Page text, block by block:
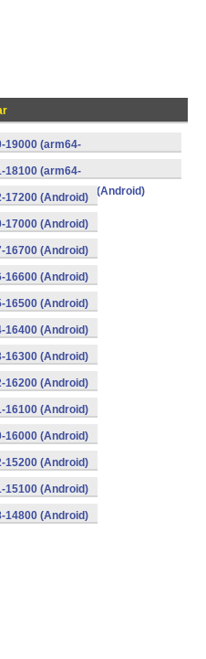
19000 (arm64-
(Android)
18100 (arm64-
(Android)
17200 (Android)
17000 (Android)
16700 (Android)
16600 (Android)
16500 (Android)
16400 (Android)
16300 (Android)
16200 (Android)
16100 (Android)
16000 (Android)
15200 (Android)
15100 (Android)
14800 (Android)